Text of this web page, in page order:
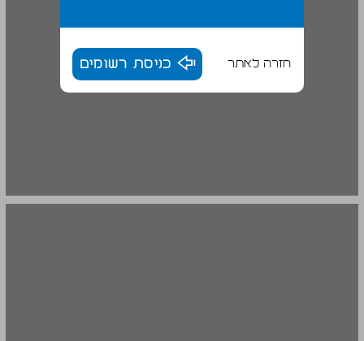
חזרה לאתר כניסת רשומים